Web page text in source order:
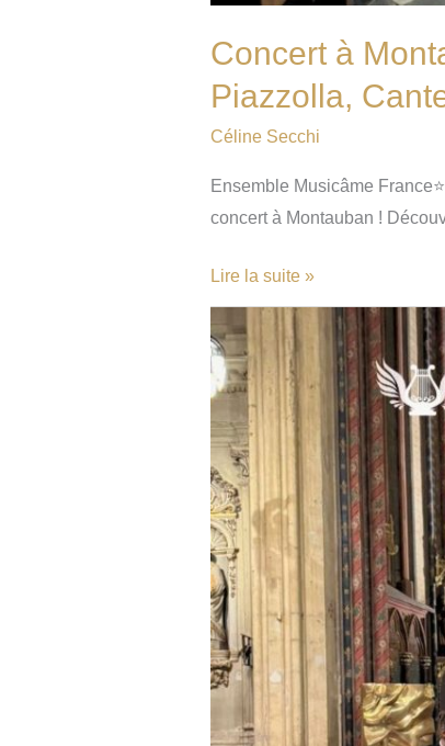
Concert à
Piazzolla,
Céline Secchi
Ensemble Musicâme
concert à Montauban !
Lire la suite »
à
Montauban
:
Ravel,
Debussy,
Mozart,
Vivaldi,
Bach,
Piazzolla,
Cantemir,
Doppler
Waxman